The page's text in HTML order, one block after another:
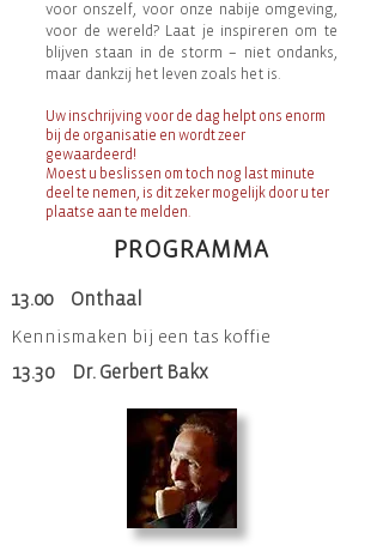
voor onszelf, voor onze nabije omgeving,
voor de wereld? Laat je inspireren om te
blijven staan in de storm – niet ondanks,
maar dankzij het leven zoals het is.
Uw inschrijving voor de dag helpt ons enorm
bij de organisatie en wordt zeer
gewaardeerd!
Moest u beslissen om toch nog last minute
deel te nemen, is dit zeker mogelijk door u ter
plaatse aan te melden.
PROGRAMMA
13.00 Onthaal
Kennismaken bij een tas koffie
13.30 Dr. Gerbert Bakx